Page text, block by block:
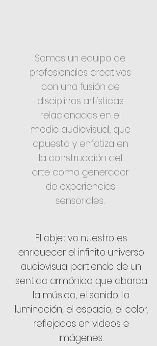
Somos un equipo de
profesionales creativos
con una fusión de
disciplinas artísticas
relacionadas en el
medio audiovisual, que
apuesta y enfatiza en
la construcción del
arte como generador
de experiencias
sensoriales.
El objetivo nuestro es
enriquecer el infinito universo
audiovisual partiendo de un
sentido armónico que abarca
la música, el sonido, la
iluminación, el espacio, el color,
reflejados en videos e
imágenes.